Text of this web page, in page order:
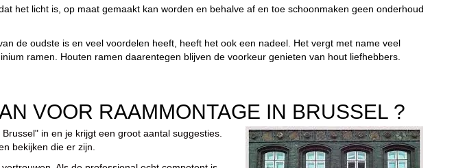
het licht is, op maat gemaakt kan worden en behalve af en toe schoonmaken geen onderhoud
de oudste is en veel voordelen heeft, heeft het ook een nadeel. Het vergt met name veel
ramen. Houten ramen daarentegen blijven de voorkeur genieten van hout liefhebbers.
VOOR RAAMMONTAGE IN BRUSSEL ?
in en je krijgt een groot aantal suggesties.
bekijken die er zijn.